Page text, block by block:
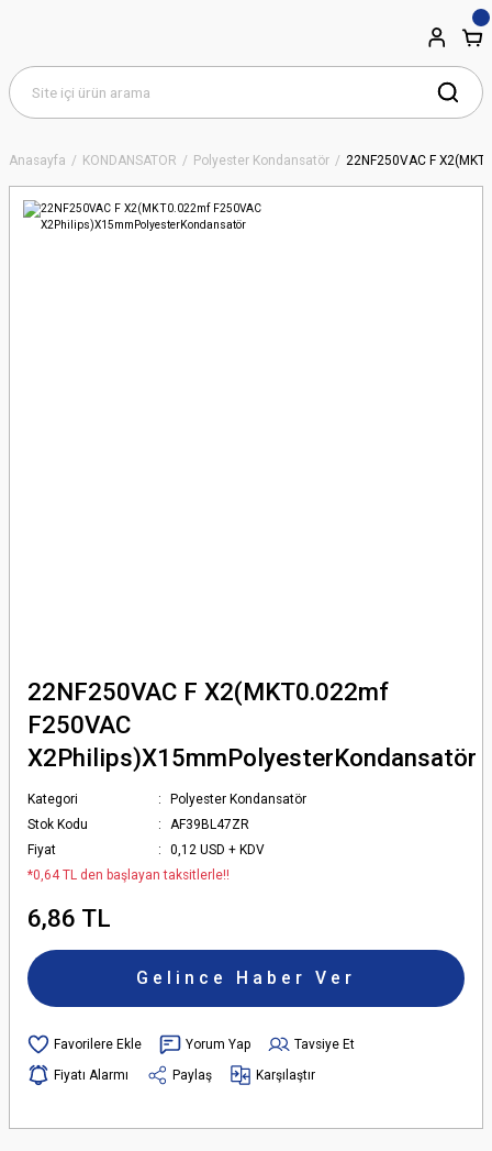
Anasayfa KONDANSATÖR Polyester Kondansatör 22NF250VAC F
22NF250VAC F X2(MKT0.022mf
F250VAC
X2Philips)X15mmPolyesterKondansatör
Kategori
Polyester Kondansatör
Stok Kodu
AF39BL47ZR
Fiyat
0,12 USD + KDV
*0,64 TL den başlayan taksitlerle!!
6,86 TL
Gelince Haber Ver
Yorum Yap
Tavsiye Et
Fiyatı Alarmı
Paylaş Karşılaştır